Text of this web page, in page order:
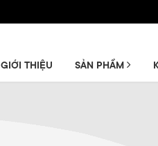
GIỚI THIỆU SẢN PHẨM